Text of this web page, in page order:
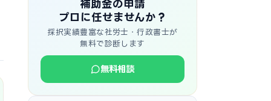
補助金の申請
プロに任せませんか？
採択実績豊富な社労士・行政書士が
無料で診断します
無料相談